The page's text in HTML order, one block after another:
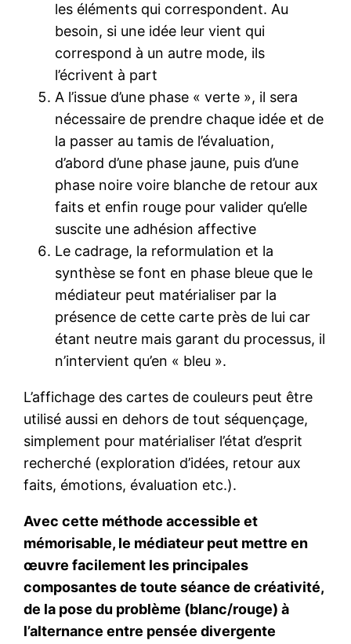
les éléments qui correspondent. Au
besoin, si une idée leur vient qui
correspond à un autre mode, ils
l’écrivent à part
A l’issue d’une phase « verte », il sera
nécessaire de prendre chaque idée et de
la passer au tamis de l’évaluation,
d’abord d’une phase jaune, puis d’une
phase noire voire blanche de retour aux
faits et enfin rouge pour valider qu’elle
suscite une adhésion affective
Le cadrage, la reformulation et la
synthèse se font en phase bleue que le
médiateur peut matérialiser par la
présence de cette carte près de lui car
étant neutre mais garant du processus, il
n’intervient qu’en « bleu ».
L’affichage des cartes de couleurs peut être
utilisé aussi en dehors de tout séquençage,
simplement pour matérialiser l’état d’esprit
recherché (exploration d’idées, retour aux
faits, émotions, évaluation etc.).
Avec cette méthode accessible et
mémorisable, le médiateur peut mettre en
œuvre facilement les principales
composantes de toute séance de créativité,
de la pose du problème (blanc/rouge) à
l’alternance entre pensée divergente